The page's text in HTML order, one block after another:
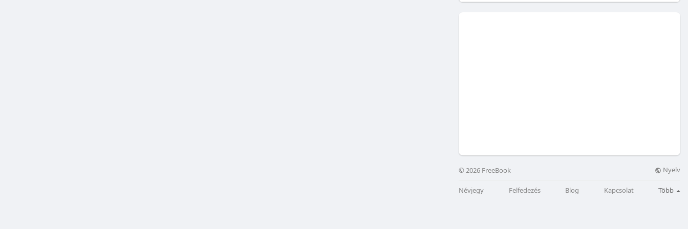
© 2026 FreeBook Nyelv
Névjegy Felfedezés Blog Kapcsolat Több